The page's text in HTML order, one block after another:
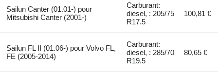
Sailun Canter (01.01-) pour
Mitsubishi Canter (2001-)
Carburant:
diesel, : 205/75
R17.5
100,81 €
Sailun FL II (01.06-) pour Volvo FL,
FE (2005-2014)
Carburant:
diesel, : 285/70
R19.5
80,65 €